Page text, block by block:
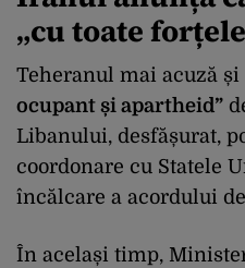
„cu toate
Teheranul mai acuză și
ocupant și apartheid”
Libanului, desfășurat,
coordonare cu Statele
încălcare a acordului
În același timp,